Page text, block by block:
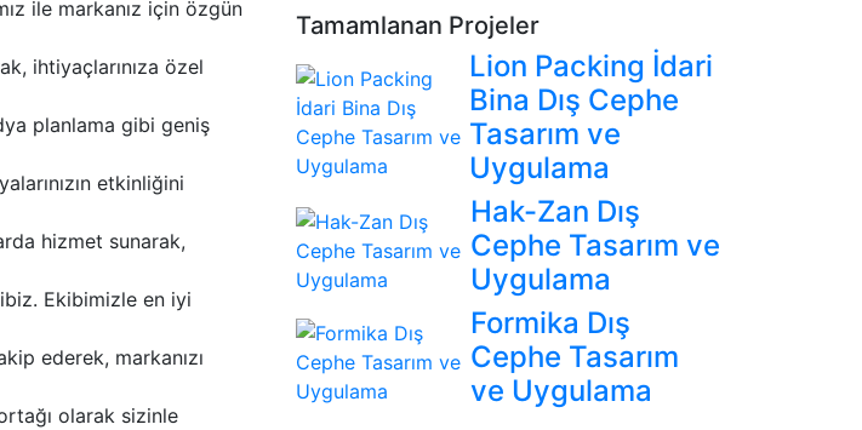
ile markanız için özgün
ihtiyaçlarınıza özel
planlama gibi geniş
etkinliğini
hizmet sunarak,
Ekibimizle en iyi
ederek, markanızı
olarak sizinle
Tamamlanan Projeler
Lion Packing İdari
Bina Dış Cephe
Tasarım ve
Uygulama
Hak-Zan Dış
Cephe Tasarım ve
Uygulama
Formika Dış
Cephe Tasarım
ve Uygulama